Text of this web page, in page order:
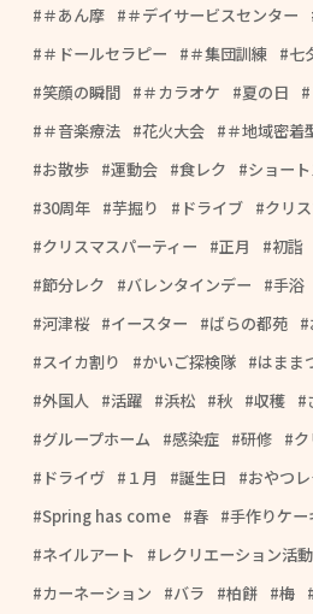
＃あん摩 ＃デイサービスセンター
＃ドールセラピー
＃集団訓練 七
笑顔の瞬間
＃カラオケ 夏の日
＃音楽療法
花火大会 ＃地域密着
お散歩
運動会 食レク ショー
30周年
芋掘り ドライブ
クリ
クリスマスパーティー
正月 初詣
節分レク
バレンタインデー 手浴
河津桜
イースター ばらの都苑
スイカ割り
かいご探検隊 はまま
外国人
活躍 浜松 秋 収穫
グループホーム
感染症 研修
ドライヴ
１月 誕生日 おやつ
Spring has come
春 手作りケー
ネイルアート
レクリエーション活動
カーネーション
バラ 柏餅 梅